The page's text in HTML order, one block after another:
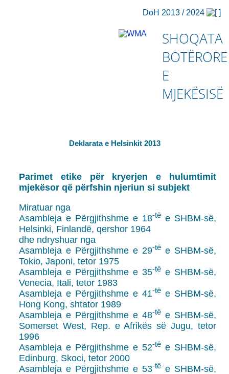
DoH 2013 / 2024
SHOQATA
BOTËRORE
E
MJEKËSISË
Deklarata e Helsinkit 2013
Parimet etike për kryerjen e hulumtimit
mjekësor që përfshin njeriun si subjekt
Miratuar nga
Asambleja e Përgjithshme e 18-tëe SHBM-së,
Helsinki, Finlandë, qershor 1964
dhe ndryshuar nga
Asambleja e Përgjithshme e 29-tëe SHBM-së,
Tokio, Japoni, tetor 1975
Asambleja e Përgjithshme e 35-tëe SHBM-së,
Venecia, Itali, tetor 1983
Asambleja e Përgjithshme e 41-tëe SHBM-së,
Hong Kong, shtator 1989
Asambleja e Përgjithshme e 48-tëe SHBM-së,
Somerset West, Rep. e Afrikës së Jugu, tetor
1996
Asambleja e Përgjithshme e 52-tëe SHBM-së,
Edinburg, Skoci, tetor 2000
Asambleja e Përgjithshme e 53-tëe SHBM-së,